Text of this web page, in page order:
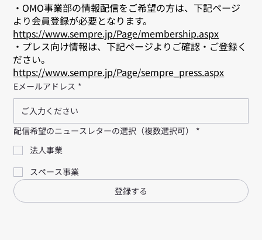
・OMO事業部の情報配信をご希望の方は、下記ページ
より会員登録が必要となります。
https://www.sempre.jp/Page/membership.aspx
・プレス向け情報は、下記ページよりご確認・ご登録く
ださい。
https://www.sempre.jp/Page/sempre_press.aspx
Eメールアドレス *
配信希望のニュースレターの選択（複数選択可）
*
法人事業
スペース事業
登録する